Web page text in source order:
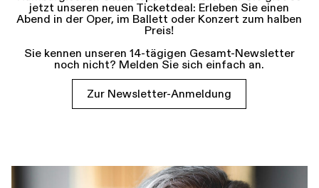
jetzt unseren neuen Ticketdeal: Erleben Sie einen
Abend in der Oper, im Ballett oder Konzert zum halben
Preis!
Sie kennen unseren 14-tägigen Gesamt-Newsletter
noch nicht? Melden Sie sich einfach an.
Zur Newsletter-Anmeldung